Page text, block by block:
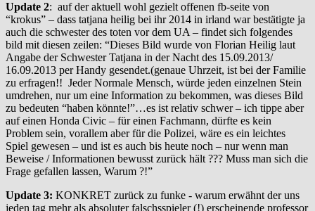
Update 2: auf der aktuell wohl gezielt offenen fb-seite von
“krokus” – dass tatjana heilig bei ihr 2014 in irland war bestätigte ja
auch die schwester des toten vor dem UA – findet sich folgendes
bild mit diesen zeilen: “Dieses Bild wurde von Florian Heilig laut
Angabe der Schwester Tatjana in der Nacht des 15.09.2013/
16.09.2013 per Handy gesendet.(genaue Uhrzeit, ist bei der Familie
zu erfragen!! Jeder Normale Mensch, würde jeden einzelnen Stein
umdrehen, nur um eine Information zu bekommen, was dieses Bild
zu bedeuten “haben könnte!”…es ist relativ schwer – ich tippe aber
auf einen Honda Civic – für einen Fachmann, dürfte es kein
Problem sein, vorallem aber für die Polizei, wäre es ein leichtes
Spiel gewesen – und ist es auch bis heute noch – nur wenn man
Beweise / Informationen bewusst zurück hält ??? Muss man sich die
Frage gefallen lassen, Warum ?!”
Update 3: KONKRET zurück zu funke - warum erwähnt der uns
jeden tag mehr als absoluter falschsspieler (!) erscheinende professor